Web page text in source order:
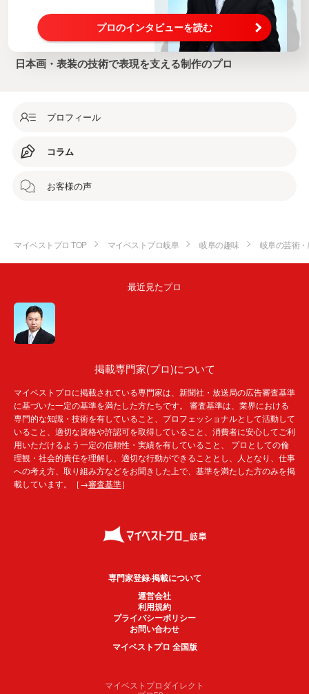
プロのインタビューを読む
日本画・表装の技術で表現を支える制作のプロ
プロフィール
コラム
お客様の声
マイベストプロ TOP マイベストプロ岐阜 岐阜の趣味 岐阜の芸術
最近見たプロ
掲載専門家(プロ)について
マイベストプロに掲載されている専門家は、新聞社・放送局の広告審査基準
に基づいた一定の基準を満たした方たちです。 審査基準は、業界における
専門的な知識・技術を有していること、プロフェッショナルとして活動して
いること、適切な資格や許認可を取得していること、消費者に安心してご利
用いただけるよう一定の信頼性・実績を有していること、 プロとしての倫
理観・社会的責任を理解し、適切な行動ができることとし、人となり、仕事
への考え方、取り組み方などをお聞きした上で、基準を満たした方のみを掲
載しています。［→審査基準］
専門家登録·掲載について
運営会社
利用規約
プライバシーポリシー
お問い合わせ
マイベストプロ 全国版
マイベストプロダイレクト